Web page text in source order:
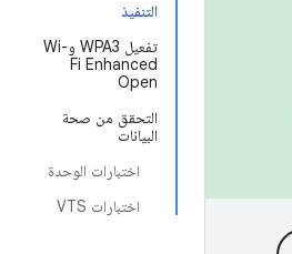
التنفيذ
تفعيل WPA3 وWi-
Fi Enhanced
Open
التحقق من صحة
البيانات
اختبارات الوحدة
اختبارات VTS